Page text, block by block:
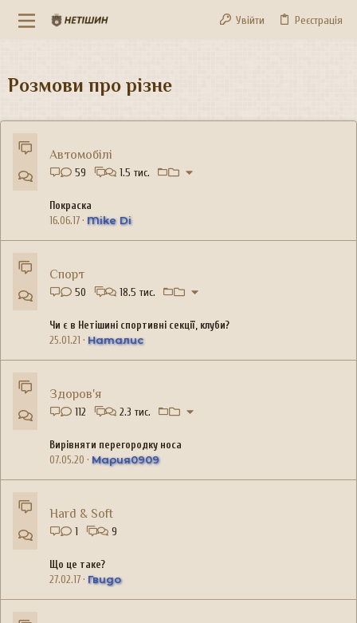
Увійти Реєстрація
Розмови про різне
Автомобілі
59 1.5 тис.
Покраска
16.06.17
Mike Di
Спорт
50 18.5 тис.
Чи є в Нетішині спортивні секції, клуби?
25.01.21
Наталис
Здоров'я
112 2.3 тис.
Вирівняти перегородку носа
07.05.20
Мария0909
Hard & Soft
1 9
Що це таке?
27.02.17
Гвидо